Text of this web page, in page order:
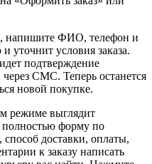
напишите ФИО, телефон и
уточнит условия заказа.
подтверждение
СМС. Теперь останется
новой покупке.
режиме выглядит
полностью форму по
способ доставки, оплаты,
к заказу написать